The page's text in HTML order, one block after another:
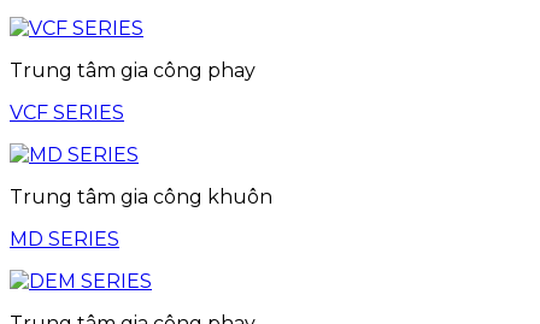
Trung tâm gia công phay
VCF SERIES
Trung tâm gia công khuôn
MD SERIES